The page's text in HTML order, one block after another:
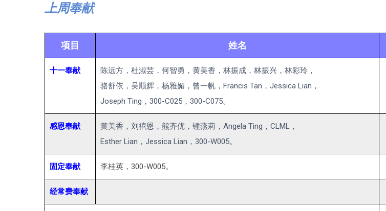
上周奉献
项目 姓名
十一奉献
陈远方，杜淑芸，何智勇，黄美香，林振成，林振兴，林彩玲，
骆舒依，吴顺辉，杨雅媚，曾一帆，Francis Tan，Jessica Lian，
Joseph Ting，300-C025，300-C075。
感恩奉献
黄美香，刘禧恩，熊齐优，锺燕莉，Angela Ting，CLML，
Esther Lian，Jessica Lian，300-W005。
固定奉献 李桂英，300-W005。
经常费奉献